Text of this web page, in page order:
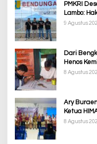
PMKRI
Lambo:
Korban
9 Agustus
Dari
Henos
8 Agustus
Ary
Ketua
8 Agustus